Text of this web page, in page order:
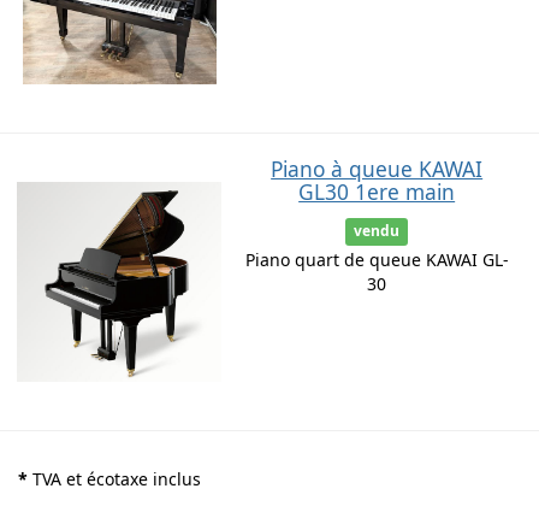
Piano à queue KAWAI
GL30 1ere main
vendu
Piano quart de queue KAWAI GL-
30
* TVA et écotaxe inclus